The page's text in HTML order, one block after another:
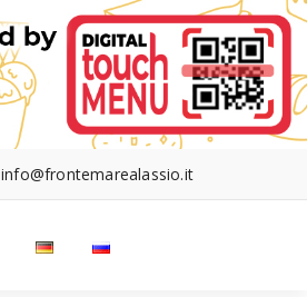
info@frontemarealassio.it